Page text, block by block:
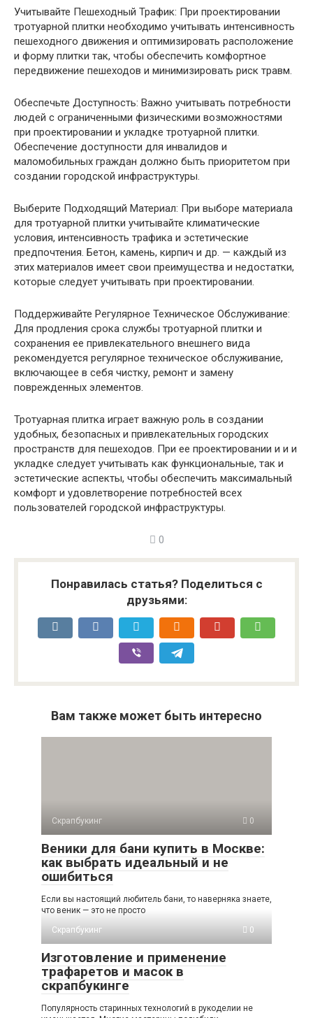
Учитывайте Пешеходный Трафик: При проектировании
тротуарной плитки необходимо учитывать интенсивность
пешеходного движения и оптимизировать расположение
и форму плитки так, чтобы обеспечить комфортное
передвижение пешеходов и минимизировать риск травм.
Обеспечьте Доступность: Важно учитывать потребности
людей с ограниченными физическими возможностями
при проектировании и укладке тротуарной плитки.
Обеспечение доступности для инвалидов и
маломобильных граждан должно быть приоритетом при
создании городской инфраструктуры.
Выберите Подходящий Материал: При выборе материала
для тротуарной плитки учитывайте климатические
условия, интенсивность трафика и эстетические
предпочтения. Бетон, камень, кирпич и др. — каждый из
этих материалов имеет свои преимущества и недостатки,
которые следует учитывать при проектировании.
Поддерживайте Регулярное Техническое Обслуживание:
Для продления срока службы тротуарной плитки и
сохранения ее привлекательного внешнего вида
рекомендуется регулярное техническое обслуживание,
включающее в себя чистку, ремонт и замену
поврежденных элементов.
Тротуарная плитка играет важную роль в создании
удобных, безопасных и привлекательных городских
пространств для пешеходов. При ее проектировании и и и
укладке следует учитывать как функциональные, так и
эстетические аспекты, чтобы обеспечить максимальный
комфорт и удовлетворение потребностей всех
пользователей городской инфраструктуры.
0
Понравилась статья? Поделиться с
друзьями:
Вам также может быть интересно
Скрапбукинг 0
Веники для бани купить в Москве:
как выбрать идеальный и не
ошибиться
Если вы настоящий любитель бани, то наверняка знаете,
что веник — это не просто
Скрапбукинг
0
Изготовление и применение
трафаретов и масок в
скрапбукинге
Популярность старинных технологий в рукоделии не